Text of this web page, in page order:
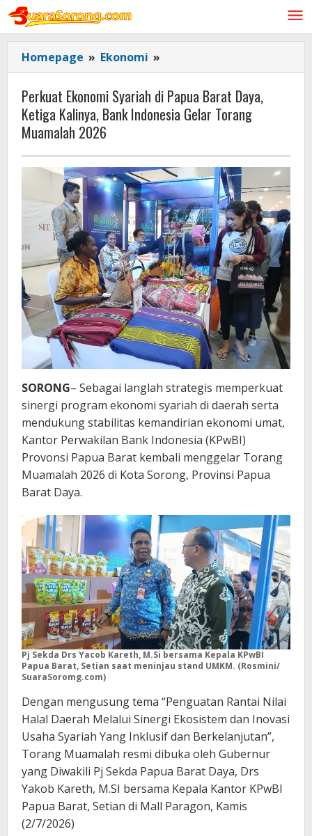
Lewati
konten
Homepage » Ekonomi »
Ekonomi
Syariah
di
Papua
Daya,
Ketiga
Kalinya,
Bank
Indonesia Gelar
Torang
Muamalah
2026
Perkuat Ekonomi Syariah di Papua Barat Daya,
Ketiga Kalinya, Bank Indonesia Gelar Torang
Muamalah 2026
SORONG– Sebagai langlah strategis memperkuat
sinergi program ekonomi syariah di daerah serta
mendukung stabilitas kemandirian ekonomi umat,
Kantor Perwakilan Bank Indonesia (KPwBI)
Provonsi Papua Barat kembali menggelar Torang
Muamalah 2026 di Kota Sorong, Provinsi Papua
Barat Daya.
Pj Sekda Drs Yacob Kareth, M.Si bersama Kepala KPwBI
Papua Barat, Setian saat meninjau stand UMKM. (Rosmini/
SuaraSoromg.com)
Dengan mengusung tema “Penguatan Rantai Nilai
Halal Daerah Melalui Sinergi Ekosistem dan Inovasi
Usaha Syariah Yang Inklusif dan Berkelanjutan”,
Torang Muamalah resmi dibuka oleh Gubernur
yang Diwakili Pj Sekda Papua Barat Daya, Drs
Yakob Kareth, M.SI bersama Kepala Kantor KPwBI
Papua Barat, Setian di Mall Paragon, Kamis
(2/7/2026)